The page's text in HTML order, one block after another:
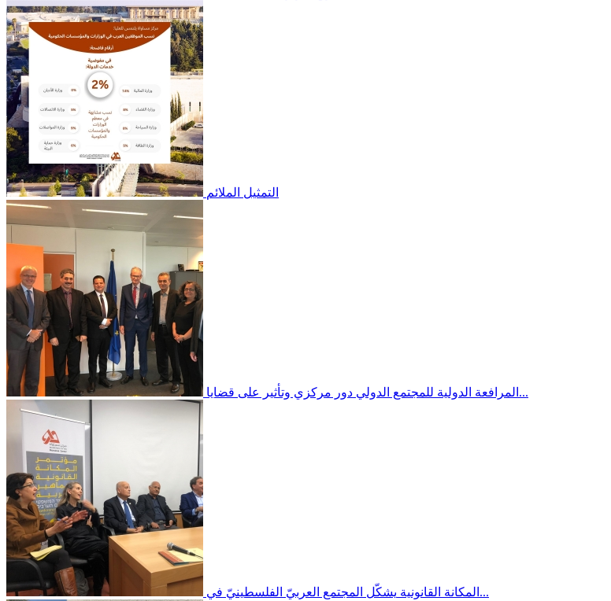
التمثيل الملائم
المرافعة الدولية للمجتمع الدولي دور مركزي وتأثير على قضايا...
المكانة القانونية يشكّل المجتمع العربيّ الفلسطينيّ في...